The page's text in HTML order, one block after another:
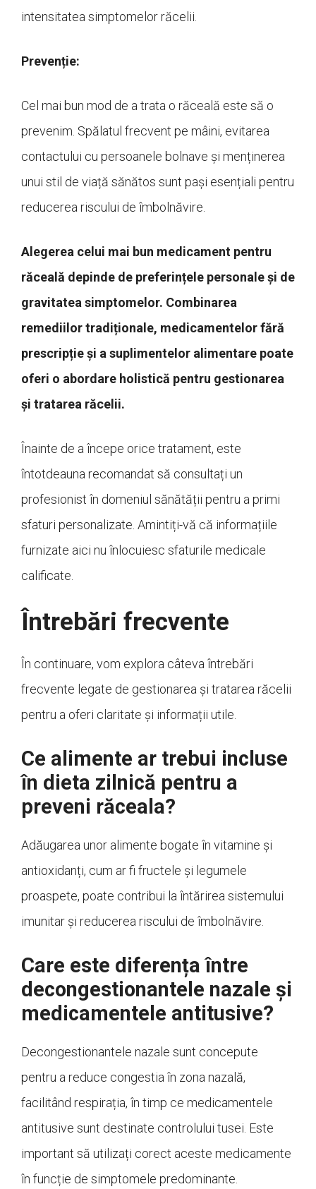
intensitatea simptomelor răcelii.
Prevenție:
Cel mai bun mod de a trata o răceală este să o
prevenim. Spălatul frecvent pe mâini, evitarea
contactului cu persoanele bolnave și menținerea
unui stil de viață sănătos sunt pași esențiali pentru
reducerea riscului de îmbolnăvire.
Alegerea celui mai bun medicament pentru
răceală depinde de preferințele personale și de
gravitatea simptomelor. Combinarea
remediilor tradiționale, medicamentelor fără
prescripție și a suplimentelor alimentare poate
oferi o abordare holistică pentru gestionarea
și tratarea răcelii.
Înainte de a începe orice tratament, este
întotdeauna recomandat să consultați un
profesionist în domeniul sănătății pentru a primi
sfaturi personalizate. Amintiți-vă că informațiile
furnizate aici nu înlocuiesc sfaturile medicale
calificate.
Întrebări frecvente
În continuare, vom explora câteva întrebări
frecvente legate de gestionarea și tratarea răcelii
pentru a oferi claritate și informații utile.
Ce alimente ar trebui incluse
în dieta zilnică pentru a
preveni răceala?
Adăugarea unor alimente bogate în vitamine și
antioxidanți, cum ar fi fructele și legumele
proaspete, poate contribui la întărirea sistemului
imunitar și reducerea riscului de îmbolnăvire.
Care este diferența între
decongestionantele nazale și
medicamentele antitusive?
Decongestionantele nazale sunt concepute
pentru a reduce congestia în zona nazală,
facilitând respirația, în timp ce medicamentele
antitusive sunt destinate controlului tusei. Este
important să utilizați corect aceste medicamente
în funcție de simptomele predominante.